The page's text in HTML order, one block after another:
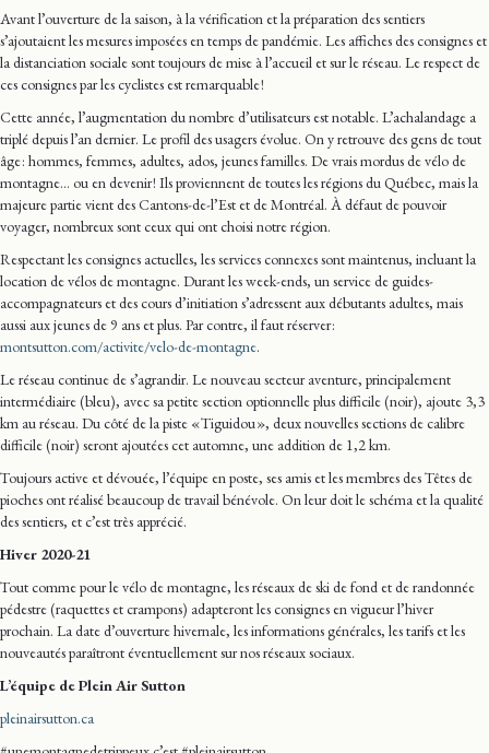
Avant l’ouverture de la saison, à la vérification et la préparation des sentiers
s’ajoutaient les mesures imposées en temps de pandémie. Les affiches des consignes et
la distanciation sociale sont toujours de mise à l’accueil et sur le réseau. Le respect de
ces consignes par les cyclistes est remarquable!
Cette année, l’augmentation du nombre d’utilisateurs est notable. L’achalandage a
triplé depuis l’an dernier. Le profil des usagers évolue. On y retrouve des gens de tout
âge: hommes, femmes, adultes, ados, jeunes familles. De vrais mordus de vélo de
montagne… ou en devenir! Ils proviennent de toutes les régions du Québec, mais la
majeure partie vient des Cantons-de-l’Est et de Montréal. À défaut de pouvoir
voyager, nombreux sont ceux qui ont choisi notre région.
Respectant les consignes actuelles, les services connexes sont maintenus, incluant la
location de vélos de montagne. Durant les week-ends, un service de guides-
accompagnateurs et des cours d’initiation s’adressent aux débutants adultes, mais
aussi aux jeunes de 9 ans et plus. Par contre, il faut réserver:
montsutton.com/activite/velo-de-montagne.
Le réseau continue de s’agrandir. Le nouveau secteur aventure, principalement
intermédiaire (bleu), avec sa petite section optionnelle plus difficile (noir), ajoute 3,3
km au réseau. Du côté de la piste «Tiguidou», deux nouvelles sections de calibre
difficile (noir) seront ajoutées cet automne, une addition de 1,2 km.
Toujours active et dévouée, l’équipe en poste, ses amis et les membres des Têtes de
pioches ont réalisé beaucoup de travail bénévole. On leur doit le schéma et la qualité
des sentiers, et c’est très apprécié.
Hiver 2020-21
Tout comme pour le vélo de montagne, les réseaux de ski de fond et de randonnée
pédestre (raquettes et crampons) adapteront les consignes en vigueur l’hiver
prochain. La date d’ouverture hivernale, les informations générales, les tarifs et les
nouveautés paraîtront éventuellement sur nos réseaux sociaux.
L’équipe de Plein Air Sutton
pleinairsutton.ca